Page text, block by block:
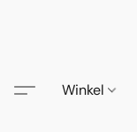
Winkel